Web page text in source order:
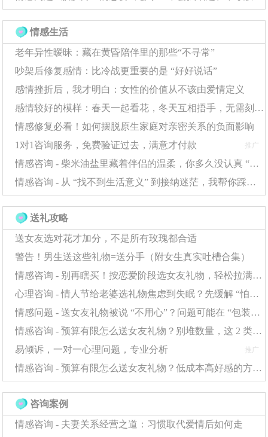
反馈。有位设计师在更换工作环境后，创作自信度提升了3
倍。
记忆银行建设 创建"成就相册"收藏： ◇ 重要突
破的影像记录 ◇ 客户感谢邮件截图 ◇ 技能证书扫描
件
定期回顾这些"心理资产"能激活大脑奖赏回路。神经
影像显示，回忆成功经历时前扣带皮层活跃度会显著提
高。
四、身心调节技术
生物反馈训练 通过设备监测： • 呼吸节奏与心
率变异性 • 肌电水平变化 • 皮温波动趋势
临床数据表明，10次生物反馈训练后，焦虑人群的自
我效能感平均提升35%。就像运动员通过即时数据调整动
作，我们能精准优化心理状态。
昼夜节律管理 执行"睡眠优化方案"： ✓ 固定起
床时间±30分钟 ✓ 睡前90分钟避免蓝光 ✓ 午间接受3
0分钟自然光照
睡眠质量与自我评价呈正相关，规律作息者的积极自
我陈述多出58%。当生理节律稳定时，情绪调节能力会大
幅增强。
情感生活
老年异性暧昧：藏在黄昏陪伴里的那些“不寻常”
吵架后修复感情：比冷战更重要的是 “好好说话”
感情挫折后，我才明白：女性的价值从不该由爱情定义
感情较好的模样：春天一起看花，冬天互相捂手，无需刻意庆祝每一天
情感修复必看！如何摆脱原生家庭对亲密关系的负面影响
1对1咨询服务，免费验证过去，满意才付款
推广
情感咨询 - 柴米油盐里藏着伴侣的温柔，你多久没认真 “看见” 了？
情感咨询 - 从 “找不到生活意义” 到接纳迷茫，我帮你踩过这些坑
送礼攻略
送女友选对花才加分，不是所有玫瑰都合适
警告！男生送这些礼物=送分手（附女生真实吐槽合集）
情感咨询 - 别再瞎买！按恋爱阶段选女友礼物，轻松拉满彼此感情浓度
心理咨询 - 情人节给老婆选礼物焦虑到失眠？先缓解 “怕出错” 的心理，选对礼物更轻松
情感问题 - 送女友礼物被说 “不用心”？问题可能在 “包装和仪式感” 上
情感咨询 - 预算有限怎么送女友礼物？别堆数量，这 2 类礼物更显用心
易倾诉，一对一心理问题，专业分析
推广
情感咨询 - 预算有限怎么送女友礼物？低成本高好感的方案全在这
咨询案例
情感咨询 - 夫妻关系经营之道：习惯取代爱情后如何走